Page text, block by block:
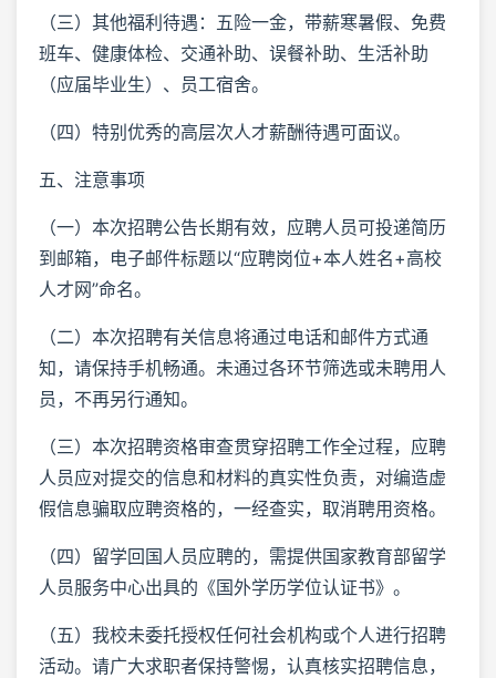
（三）其他福利待遇：五险一金，带薪寒暑假、免费
班车、健康体检、交通补助、误餐补助、生活补助
（应届毕业生）、员工宿舍。
（四）特别优秀的高层次人才薪酬待遇可面议。
五、注意事项
（一）本次招聘公告长期有效，应聘人员可投递简历
到邮箱，电子邮件标题以“应聘岗位+本人姓名+高校
人才网”命名。
（二）本次招聘有关信息将通过电话和邮件方式通
知，请保持手机畅通。未通过各环节筛选或未聘用人
员，不再另行通知。
（三）本次招聘资格审查贯穿招聘工作全过程，应聘
人员应对提交的信息和材料的真实性负责，对编造虚
假信息骗取应聘资格的，一经查实，取消聘用资格。
（四）留学回国人员应聘的，需提供国家教育部留学
人员服务中心出具的《国外学历学位认证书》。
（五）我校未委托授权任何社会机构或个人进行招聘
活动。请广大求职者保持警惕，认真核实招聘信息，